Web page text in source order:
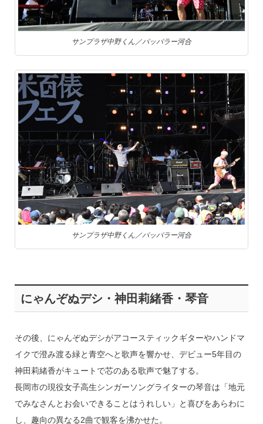
サンプラザ中野くん／パッパラー河合
サンプラザ中野くん／パッパラー河合
にゃんぞぬデシ・神田莉緒香・琴音
その後、にゃんぞぬデシがアコースティックギターやハンドマ
イクで澄み渡る緑と青空へと歌声を響かせ、デビュー5年目の
神田莉緒香がキュートで芯のある歌声で魅了する。
長岡市の現役女子高生シンガーソングライターの琴音は「地元
でみなさんとお会いできることはうれしい」と喜びをあらわに
し、趣向の異なる2曲で観客を沸かせた。